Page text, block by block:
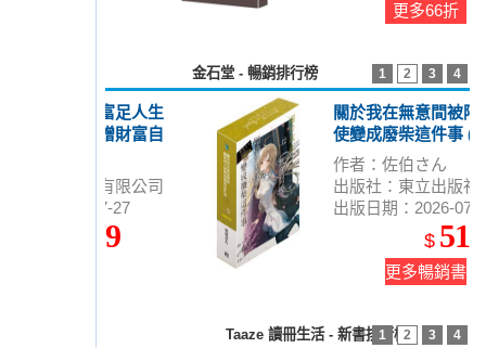
更多66折
1 2 3 4
金石堂 - 暢銷排行榜
關於我在無意間被隔壁的天
使變成廢柴這件事 (首刷限定
版) 12
作者：佐伯さん
出版社：東立出版社
出版日期：2026-07-27
更多暢銷書
1 2 3 4
Taaze 讀冊生活 - 新書排行榜